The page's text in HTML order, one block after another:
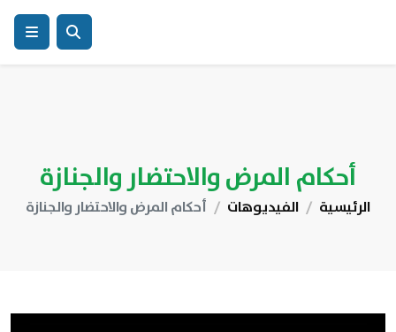
أحكام المرض والاحتضار والجنازة
الرئيسية الفيديوهات أحكام المرض والاحتضار والجنازة